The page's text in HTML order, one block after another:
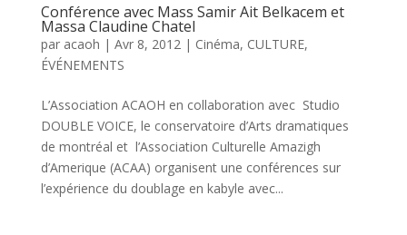
Conférence avec Mass Samir Ait Belkacem et
Massa Claudine Chatel
par acaoh | Avr 8, 2012| Cinéma, CULTURE,
ÉVÉNEMENTS
L’Association ACAOH en collaboration avec Studio
DOUBLE VOICE, le conservatoire d’Arts dramatiques
de montréal et l’Association Culturelle Amazigh
d’Amerique (ACAA) organisent une conférences sur
l’expérience du doublage en kabyle avec...